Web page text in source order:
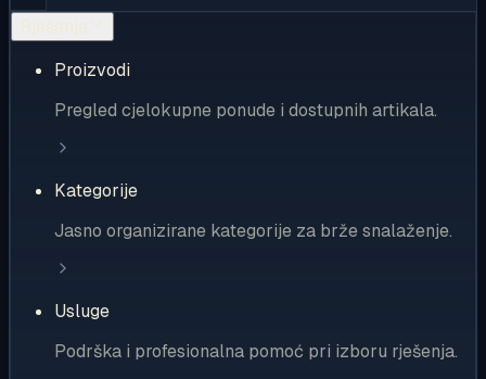
Proizvodi
Pregled cjelokupne ponude i dostupnih artikala.
Kategorije
Jasno organizirane kategorije za brže snalaženje.
Usluge
Podrška i profesionalna pomoć pri izboru rješenja.